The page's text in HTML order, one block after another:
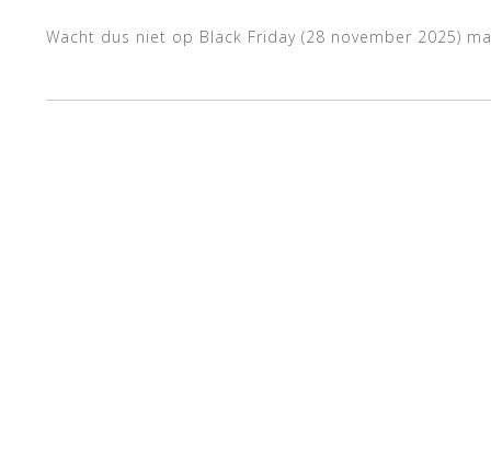
Wacht dus niet op Black Friday (28 november 2025)